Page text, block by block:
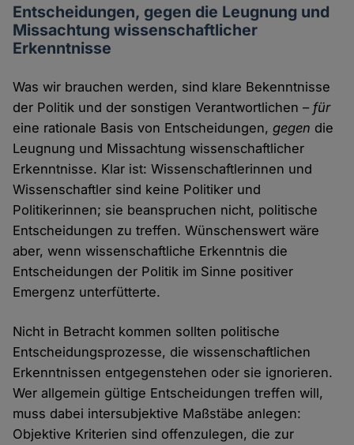
Entscheidungen, gegen die Leugnung und
Missachtung wissenschaftlicher
Erkenntnisse
Was wir brauchen werden, sind klare Bekenntnisse
der Politik und der sonstigen Verantwortlichen – für
eine rationale Basis von Entscheidungen,gegen die
Leugnung und Missachtung wissenschaftlicher
Erkenntnisse. Klar ist: Wissenschaftlerinnen und
Wissenschaftler sind keine Politiker und
Politikerinnen; sie beanspruchen nicht, politische
Entscheidungen zu treffen. Wünschenswert wäre
aber, wenn wissenschaftliche Erkenntnis die
Entscheidungen der Politik im Sinne positiver
Emergenz unterfütterte.
Nicht in Betracht kommen sollten politische
Entscheidungsprozesse, die wissenschaftlichen
Erkenntnissen entgegenstehen oder sie ignorieren.
Wer allgemein gültige Entscheidungen treffen will,
muss dabei intersubjektive Maßstäbe anlegen:
Objektive Kriterien sind offenzulegen, die zur